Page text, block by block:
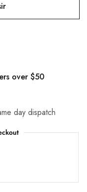
over $50
day dispatch